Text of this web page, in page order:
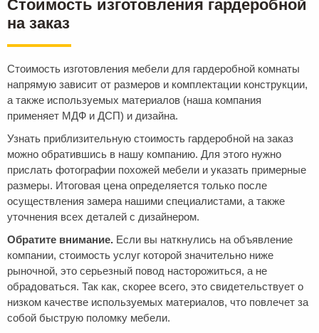
Стоимость изготовления гардеробной
на заказ
Стоимость изготовления мебели для гардеробной комнаты
напрямую зависит от размеров и комплектации конструкции,
а также используемых материалов (наша компания
применяет МДФ и ДСП) и дизайна.
Узнать приблизительную стоимость гардеробной на заказ
можно обратившись в нашу компанию. Для этого нужно
прислать фотографии похожей мебели и указать примерные
размеры. Итоговая цена определяется только после
осуществления замера нашими специалистами, а также
уточнения всех деталей с дизайнером.
Обратите внимание. Если вы наткнулись на объявление
компании, стоимость услуг которой значительно ниже
рыночной, это серьезный повод насторожиться, а не
обрадоваться. Так как, скорее всего, это свидетельствует о
низком качестве используемых материалов, что повлечет за
собой быструю поломку мебели.